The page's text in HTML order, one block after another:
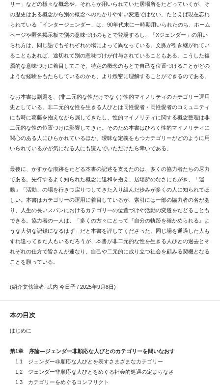
リー」などの様々な概念や、それらが用いられていた居場所をたどっていくが、そ
の歴史はある概念から別の概念へのわかりやすい変遷ではない。たとえば現在忘れ
られている「インタージェンダー」は、90年代末に一時期用いられたのち、ホーム
ページや匿名掲示板で別の意味づけのもとで登場するし、「Xジェンダー」の用い
られ方は、同じ語でもそれぞれの場によって異なっている。文脈が引き継がれてい
ることもあれば、途切れて別の意味づけが付与されていることもある。こうした複
層的な意味づけに着目してこそ、特定の概念のもとで自己を位置づけることがどの
ような経験をもたらしているのかも、より緻密に理解することができるのである。
なお本書は副題を、(非二元的な性だけでなく) 性的マイノリティのカテゴリー運用
史としている。非二元的な性を生きる人びとは同性愛者・両性愛者のコミュニティ
にも時に葛藤を抱えながら属してきたし、性的マイノリティに関する概念整理は非
二元的な性の位置づけに影響してきた。そのため本書はひろく性的マイノリティに
関心のある人にひらかれているほか、曖昧な定義をもつカテゴリーがどのように用
いられているかが気になる人にも読んでいただけたら幸いである。
最後に、かすかな痕跡をたどる本書の記述を支えたのは、多くの協力者たちの尽力
である。先行するよく知られた概念に違和を抱え、居場所のなさにもがき、「運
動」「活動」の場を行きつ戻りつしてきた入り組んだ歩みが多くの人に知られてほ
しい。本書はカテゴリーの運用に着目しているが、索引には一部の協力者の名があ
り、人生の長いスパンにおけるカテゴリーの位置づけや活動の変遷をたどることも
できる。協力者の一人は、「多くの方々にとって『自分の軌跡を確かめられる』よ
うな大切な記録になるはず」だと本書を評してくださった。同じ場を通過した人も
すれ違ってきた人もいるだろうが、本書が非二元的な性を生きる人びとの過去とそ
れぞれの仕方で皆さんが連なり、自己や二元的に成り立つ社会を顧みる契機となる
ことを願っている。
(紹介文執筆者: 武内 今日子 / 2025年9月8日)
本の目次
はじめに
第1章 序論―ジェンダー非順応な人びとのカテゴリーを問いなおす
1.1 ジェンダー非順応な人びとを表すさまざまなカテゴリー
1.2 ジェンダー非順応な人びとをめぐる社会的処遇の定まらなさ
1.3 カテゴリーをめぐるコンフリクト